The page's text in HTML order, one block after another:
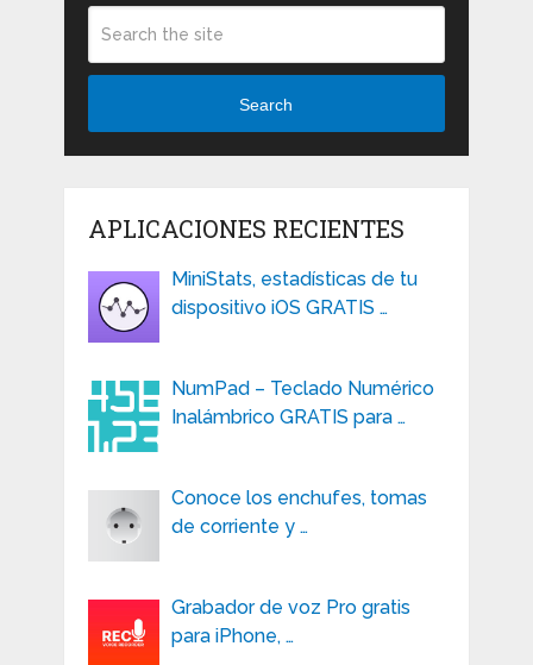
Search
APLICACIONES RECIENTES
MiniStats, estadísticas de tu
dispositivo iOS GRATIS …
NumPad – Teclado Numérico
Inalámbrico GRATIS para …
Conoce los enchufes, tomas
de corriente y …
Grabador de voz Pro gratis
para iPhone, …